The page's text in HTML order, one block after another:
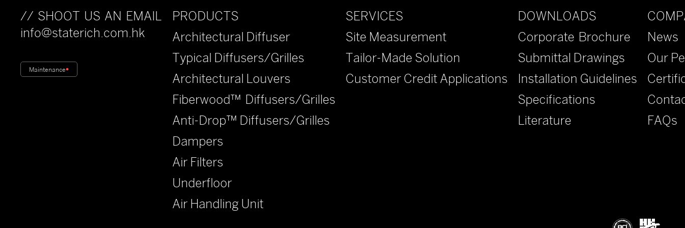
// SHOOT US AN EMAIL
info@staterich.com.hk
Maintenance
News
Our
FAQs
SERVICES
Site Measurement
Tailor-Made Solution
Customer Credit Applications
PRODUCTS
Architectural Diffuser
Typical Diffusers/Grilles
Architectural Louvers
Fiberwood™ Diffusers/Grilles
Anti-Drop™ Diffusers/Grilles
Dampers
Air Filters
Underfloor
Air Handling Unit
DOWNLOADS
Corporate Brochure
Submittal Drawings
Installation Guidelines
Specifications
Literature